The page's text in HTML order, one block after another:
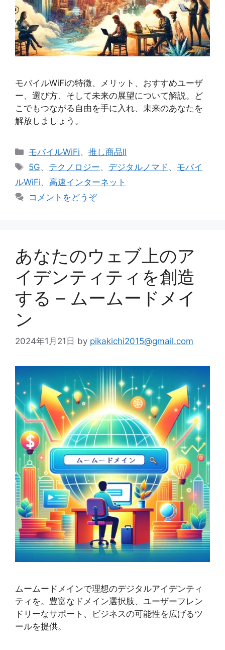
モバイルWiFiの特徴、メリット、おすすめユーザ
ー、選び方、そして未来の展望について解説。ど
こでもつながる自由を手に入れ、未来のあなたを
解放しましょう。
カ
テ
リ
ー
モバイルWiFi、推し商品II
タ
グ
5G、 テクノロジー、 デジタルノマド 、 モバイ
ルWiFi、 高速インターネット
コメントをどうぞ
あなたのウェブ上のア
イデンティティを創造
する – ムームードメイ
ン
2024年1月21日 by pikakichi2015@gmail.com
ムームードメインで理想のデジタルアイデンティ
ティを。豊富なドメイン選択肢、ユーザーフレン
ドリーなサポート、ビジネスの可能性を広げるツ
ールを提供。